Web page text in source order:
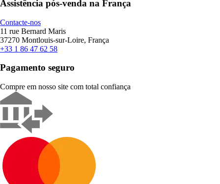
Assistência pós-venda na França
Contacte-nos
11 rue Bernard Maris
37270 Montlouis-sur-Loire, França
+33 1 86 47 62 58
Pagamento seguro
Compre em nosso site com total confiança